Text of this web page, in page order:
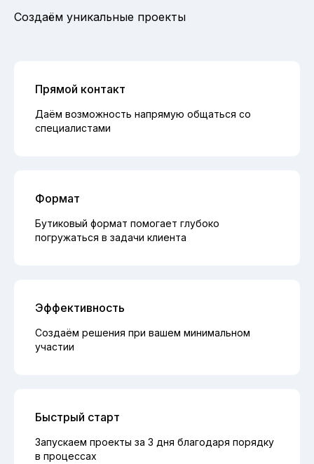
Создаём уникальные проекты
Прямой контакт
Даём возможность напрямую общаться со
специалистами
Формат
Бутиковый формат помогает глубоко
погружаться в задачи клиента
Эффективность
Создаём решения при вашем минимальном
участии
Быстрый старт
Запускаем проекты за 3 дня благодаря порядку
в процессах